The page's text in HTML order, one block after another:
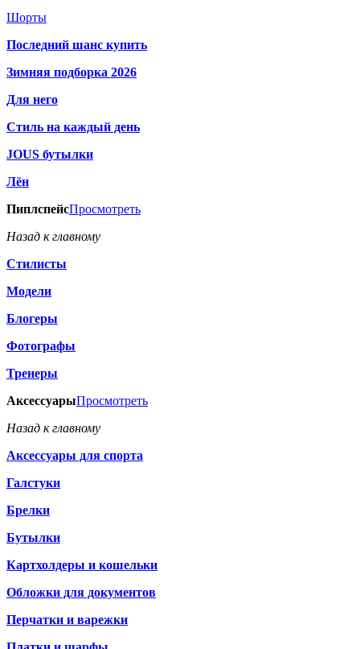
Шорты
Последний шанс купить
Зимняя подборка 2026
Для него
Стиль на каждый день
JOUS бутылки
Лён
ПиплспейсПросмотреть
Назад к главному
Стилисты
Модели
Блогеры
Фотографы
Тренеры
АксессуарыПросмотреть
Назад к главному
Аксессуары для спорта
Галстуки
Брелки
Бутылки
Картхолдеры и кошельки
Обложки для документов
Перчатки и варежки